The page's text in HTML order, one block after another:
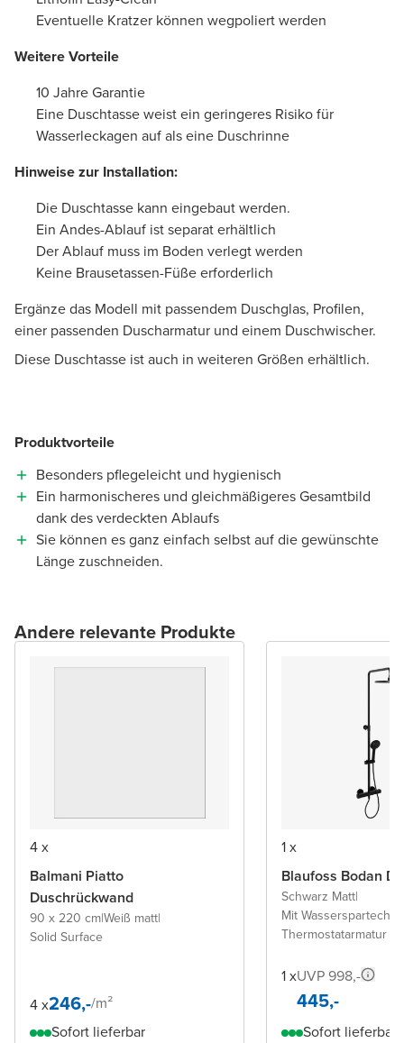
Eventuelle Kratzer können wegpoliert werden
Weitere Vorteile
10 Jahre Garantie
Eine Duschtasse weist ein geringeres Risiko für
Wasserleckagen auf als eine Duschrinne
Hinweise zur Installation:
Die Duschtasse kann eingebaut werden.
Ein Andes-Ablauf ist separat erhältlich
Der Ablauf muss im Boden verlegt werden
Keine Brausetassen-Füße erforderlich
Ergänze das Modell mit passendem Duschglas, Profilen,
einer passenden Duscharmatur und einem Duschwischer.
Diese Duschtasse ist auch in weiteren Größen erhältlich.
Produktvorteile
Besonders pflegeleicht und hygienisch
Ein harmonischeres und gleichmäßigeres Gesamtbild
dank des verdeckten Ablaufs
Sie können es ganz einfach selbst auf die gewünschte
Länge zuschneiden.
Andere relevante Produkte
4 x
Balmani Piatto
Duschrückwand
90 x 220 cm|Weiß matt|
Solid Surface
4 x246,-/m²
Sofort lieferbar
1 x
Blaufoss Bodan
Schwarz Matt|
Mit
Thermostatarmatur
1 xUVP 998,-
445,-
Sofort lieferbar